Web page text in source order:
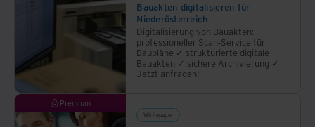
Bauakten digitalisieren für
Niederösterreich
Digitalisierung von Bauakten:
professioneller Scan-Service für
Baupläne ✓ strukturierte digitale
Bauakten ✓ sichere Archivierung ✓
Jetzt anfragen!
Premium
Whitepaper